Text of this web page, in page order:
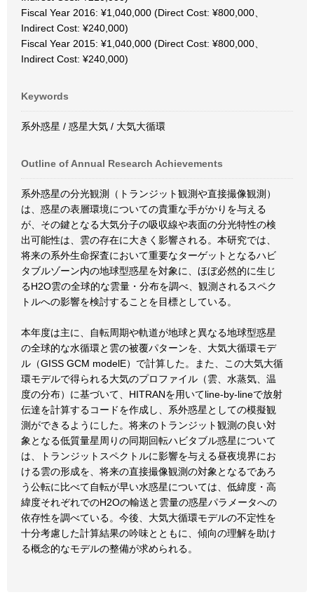
Fiscal Year 2016: ¥1,040,000 (Direct Cost: ¥800,000、
Indirect Cost: ¥240,000)
Fiscal Year 2015: ¥1,040,000 (Direct Cost: ¥800,000、
Indirect Cost: ¥240,000)
Keywords
系外惑星 / 惑星大気 / 大気大循環
Outline of Annual Research Achievements
系外惑星の分光観測（トランジット観測や直接撮像観測）
は、惑星の表層環境についての貴重な手がかりを与える
が、その鍵となる大気分子の吸収線や表面の分光特性の検
出可能性は、雲の存在に大きく影響される。本研究では、
将来の系外生命探査において重要なターゲットとなるハビ
タブルゾーン内の地球型惑星を対象に、ほぼ必然的に生じ
るH2O雲の全球的な雲量・分布を調べ、観測されるスペク
トルへの影響を検討することを目標としている。
本年度は主に、自転周期や軌道が地球と異なる地球型惑星
の全球的な水循環と雲の被覆パターンを、大気大循環モデ
ル（GISS GCM modelE）で計算した。また、この大気大循
環モデルで得られる大気のプロファイル（雲、水蒸気、温
度の分布）に基づいて、HITRANを用いてline-by-lineで放射
伝達を計算するコードを作成し、系外惑星としての模擬観
測ができるようにした。将来のトランジット観測の良い対
象となる低質量星周りの同期回転ハビタブル惑星について
は、トランジットスペクトルに影響を与える昼夜境界にお
ける雲の形成を、将来の直接撮像観測の対象となるであろ
う公転に比べて自転が早い水惑星については、低緯度・高
緯度それぞれでのH2Oの輸送と雲量の惑星パラメータへの
依存性を調べている。今後、大気大循環モデルの不定性を
十分考慮した計算結果の吟味とともに、傾向の理解を助け
る概念的なモデルの整備が求められる。